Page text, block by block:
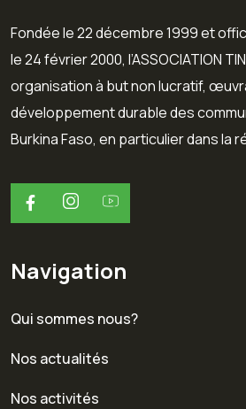
Fondée le 22 décembre 1999 et
le 24 février 2000, l’ASSOCIATION
organisation à but non lucratif,
développement durable des
Burkina Faso, en particulier dans la
Navigation
Qui sommes nous?
Nos actualités
Nos activités